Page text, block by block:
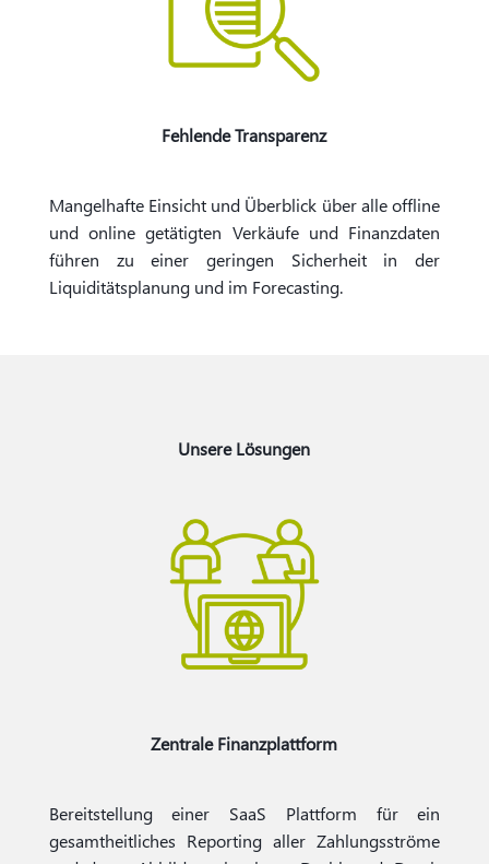
Fehlende Transparenz
Mangelhafte Einsicht und Überblick über alle offline
und online getätigten Verkäufe und Finanzdaten
führen zu einer geringen Sicherheit in der
Liquiditätsplanung und im Forecasting.
Unsere Lösungen
Zentrale Finanzplattform
Bereitstellung einer SaaS Plattform für ein
gesamtheitliches Reporting aller Zahlungsströme